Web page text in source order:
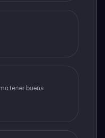
tener buena